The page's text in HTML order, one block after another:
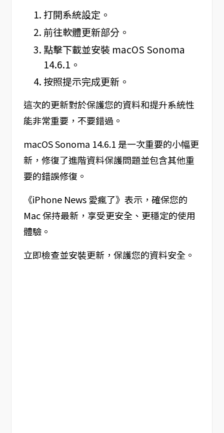
打開系統設定。
前往軟體更新部分。
點擊下載並安裝 macOS Sonoma
14.6.1。
按照提示完成更新。
這次的更新對於保護您的資料和提升系統性
能非常重要，不要錯過。
macOS Sonoma 14.6.1 是一次重要的小幅更
新，修復了進階資料保護問題並包含其他重
要的錯誤修復。
《iPhone News 愛瘋了》表示，確保您的
Mac 保持最新，享受更安全、更穩定的使用
體驗。
立即檢查並安裝更新，保護您的資料安全。